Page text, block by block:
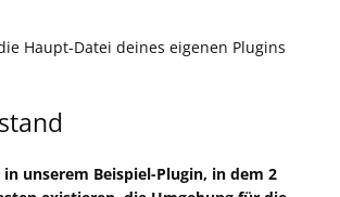
Haupt-Datei deines eigenen Plugins
unserem Beispiel-Plugin, in dem 2